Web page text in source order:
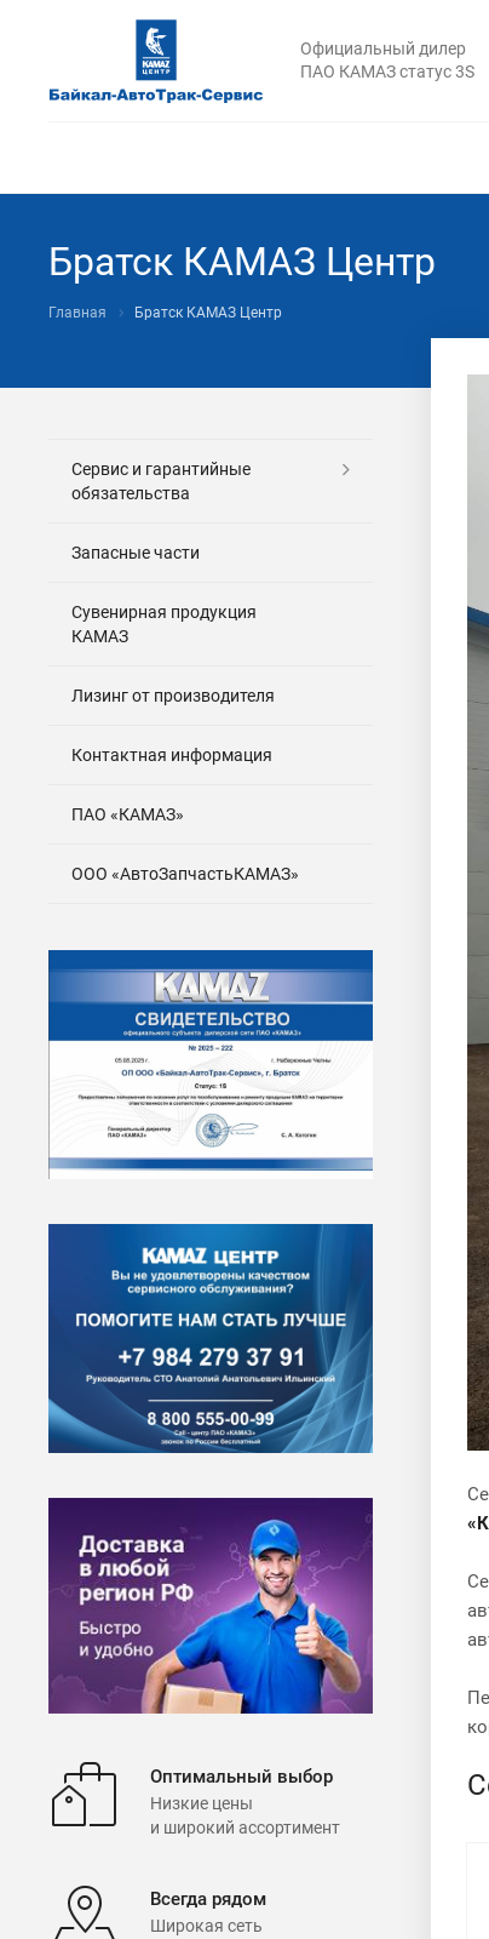
Официальный дилер
ПАО КАМАЗ статус 3S
Братск КАМАЗ Центр
Главная Братск КАМАЗ Центр
Сервис и гарантийные
обязательства
Запасные части
Сувенирная продукция
КАМАЗ
Лизинг от производителя
Контактная информация
ПАО «КАМАЗ»
ООО «АвтоЗапчастьКАМАЗ»
Оптимальный выбор
Низкие цены
и широкий ассортимент
Всегда рядом
Широкая сеть